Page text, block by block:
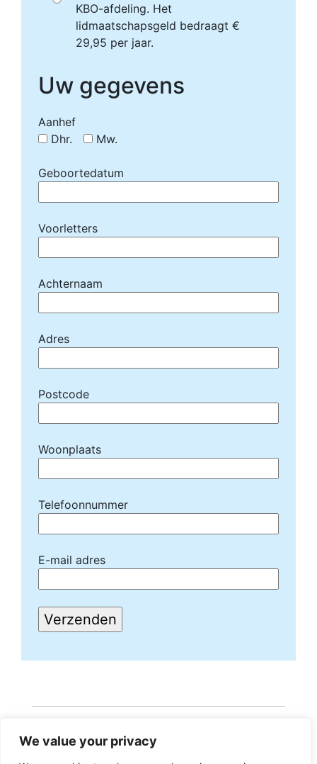
We value your privacy
KBO-afdeling. Het
lidmaatschapsgeld bedraagt €
29,95 per jaar.
Uw gegevens
Aanhef
Dhr.
Mw.
Geboortedatum
Voorletters
Achternaam
Adres
Postcode
Woonplaats
Telefoonnummer
E-mail adres